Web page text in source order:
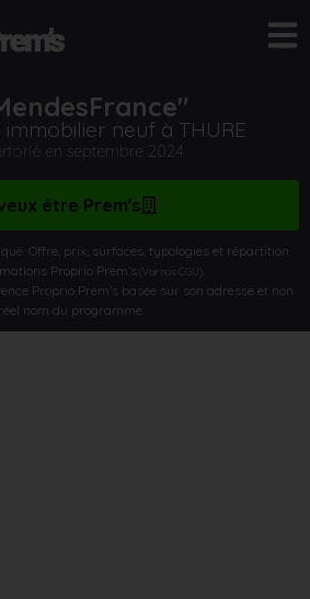
neuf à THURE
en septembre 2024
être Prem's
Offre, prix, surfaces, typologies et répartition
Proprio Prem’s(Voir nos CGU)
Proprio Prem’s basée sur son adresse et non
nom du programme.